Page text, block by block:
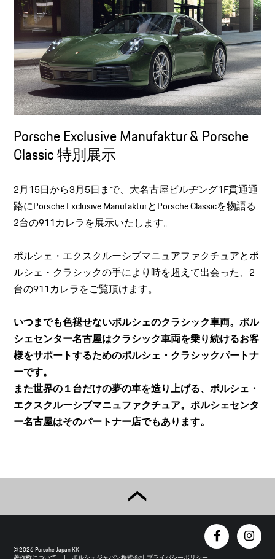
Porsche Exclusive Manufaktur & Porsche
Classic 特別展示
2月15日から3月5日まで、大名古屋ビルヂング1F貫通通
路にPorsche Exclusive ManufakturとPorsche Classicを物語る
2台の911カレラを展示いたします。
ポルシェ・エクスクルーシブマニュアファクチュアとポ
ルシェ・クラシックの手により時を超えて出会った、2
台の911カレラをご覧頂けます。
いつまでも色褪せないポルシェのクラシック車両。ポル
シェセンター名古屋はクラシック車両を乗り続けるお客
様をサポートするためのポルシェ・クラシックパートナ
ーです。
また世界の１台だけの夢の車を造り上げる、ポルシェ・
エクスクルーシブマニュファクチュア。ポルシェセンタ
ー名古屋はそのパートナー店でもあります。
© 2026 Porsche Japan KK